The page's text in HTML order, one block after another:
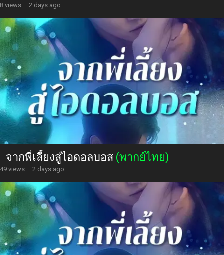
8 views · 2 days ago
จากพี่เลี้ยงสู่ไอดอลบอส (พากย์ไทย)
49 views · 2 days ago